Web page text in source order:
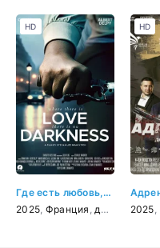
Где есть любовь, там нету тьмы
2025 Франция драма
HD
2025
HD